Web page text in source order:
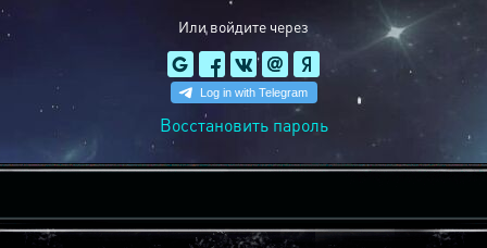
Или войдите через
Восстановить пароль